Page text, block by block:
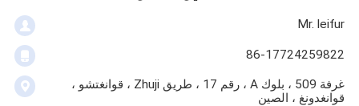
Mr. leifur
86-17724259822
غرفة 509 ، بلوك A ، رقم 17 ، طريق Zhuji ، قوانغتشو ،
قوانغدونغ ، الصين